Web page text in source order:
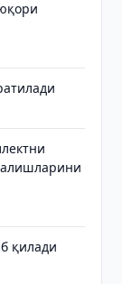
қилади